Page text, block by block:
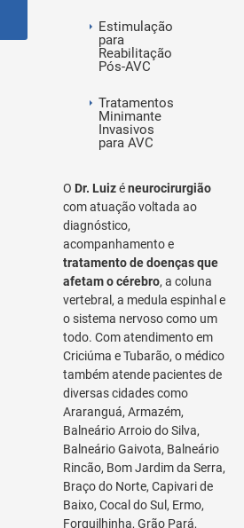
Estimulação
para
Reabilitação
Pós-AVC
Tratamentos
Minimante
Invasivos
para AVC
O Dr. Luizéneurocirurgião
com atuação voltada ao
diagnóstico,
acompanhamento e
tratamento de doenças que
afetam o cérebro, a coluna
vertebral, a medula espinhal e
o sistema nervoso como um
todo. Com atendimento em
Criciúma e Tubarão, o médico
também atende pacientes de
diversas cidades como
Araranguá, Armazém,
Balneário Arroio do Silva,
Balneário Gaivota, Balneário
Rincão, Bom Jardim da Serra,
Braço do Norte, Capivari de
Baixo, Cocal do Sul, Ermo,
Forquilhinha, Grão Pará,